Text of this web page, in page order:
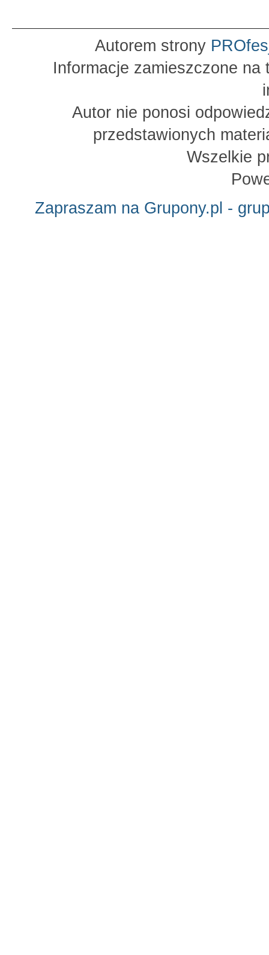
Autorem strony
Informacje zamieszczone
Autor nie ponosi
przedstawionych
Wszelkie
Zapraszam na Grupony.pl -